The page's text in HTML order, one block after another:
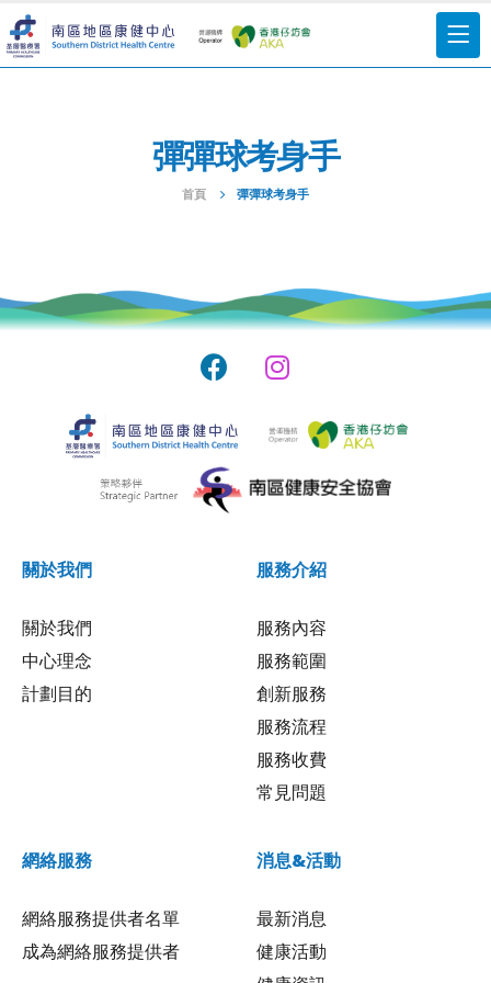
彈彈球考身手
首頁 彈彈球考身手
關於我們
關於我們
中心理念
計劃目的
服務介紹
服務內容
服務範圍
創新服務
服務流程
服務收費
常見問題
網絡服務
網絡服務提供者名單
成為網絡服務提供者
消息&活動
最新消息
健康活動